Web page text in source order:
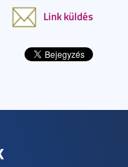
Link küldés